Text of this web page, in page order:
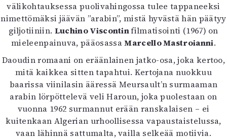
välikohtauksessa puolivahingossa tulee tappaneeksi
nimettömäksi jäävän ”arabin”, mistä hyvästä hän päätyy
giljotiiniin. Luchino Viscontinfilmatisointi (1967) on
mieleenpainuva, pääosassaMarcello Mastroianni.
Daoudin romaani on eräänlainen jatko-osa, joka kertoo,
mitä kaikkea sitten tapahtui. Kertojana nuokkuu
baarissa viinilasin ääressä Meursault’n surmaaman
arabin lörpöttelevä veli Haroun, joka puolestaan on
vuonna 1962 surmannut erään ranskalaisen – ei
kuitenkaan Algerian urhoollisessa vapaustaistelussa,
vaan lähinnä sattumalta, vailla selkeää motiivia.